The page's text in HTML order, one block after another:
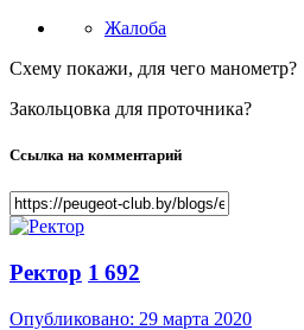
Жалоба
Схему покажи, для чего манометр?
Закольцовка для проточника?
Ссылка на комментарий
Ректор 1 692
Опубликовано: 29 марта 2020